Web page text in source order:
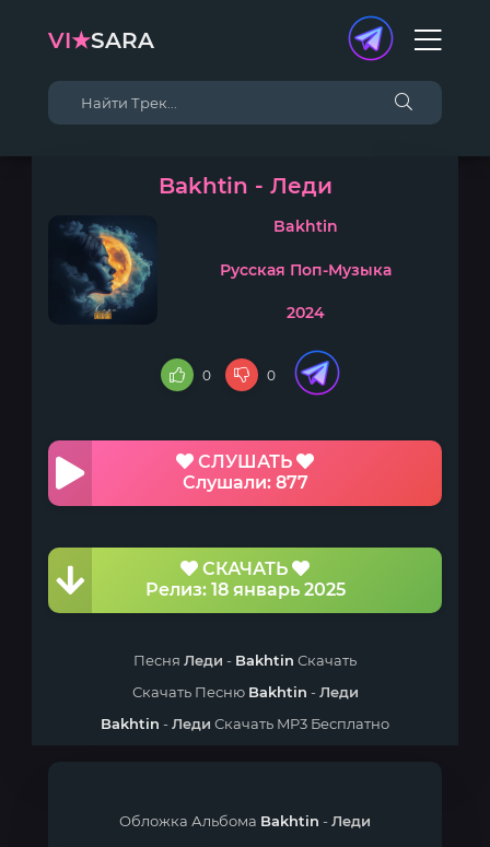
VI★SARA
Bakhtin - Леди
Bakhtin
Русская Поп-Музыка
2024
0 0
СЛУШАТЬ
Слушали: 877
СКАЧАТЬ
Релиз: 18 январь 2025
Песня Леди - Bakhtin Скачать
Скачать Песню Bakhtin -Леди
Bakhtin -Леди Скачать MP3 Бесплатно
Обложка Альбома Bakhtin -Леди